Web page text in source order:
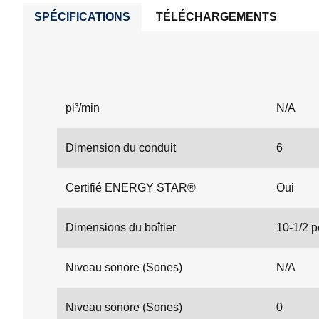
SPÉCIFICATIONS TÉLÉCHARGEMENTS
pi³/min N/A
Dimension du conduit 6
Certifié ENERGY STAR® Oui
Dimensions du boîtier 10-1/2
Niveau sonore (Sones) N/A
Niveau sonore (Sones) 0